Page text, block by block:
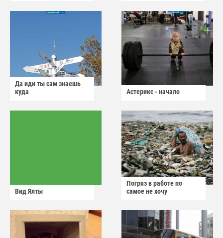
Да иди ты сам знаешь
куда
Астерикс - начало
Вид Ялты
Погряз в работе по
самое не хочу